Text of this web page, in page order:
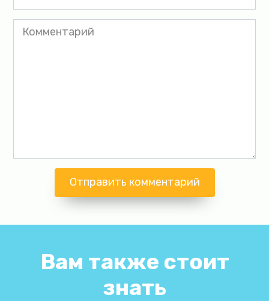
*
Комментарий
Вам также стоит
знать